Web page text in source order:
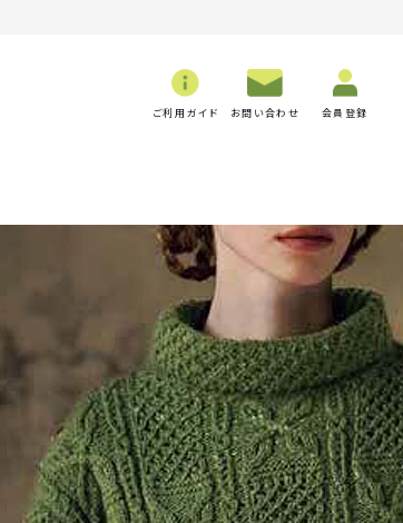
ご利用ガイド お問い合わせ 会員登録